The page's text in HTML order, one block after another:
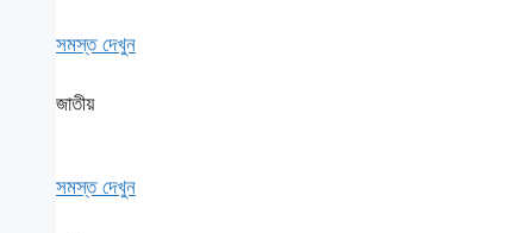
সমস্ত দেখুন
জাতীয়
সমস্ত দেখুন